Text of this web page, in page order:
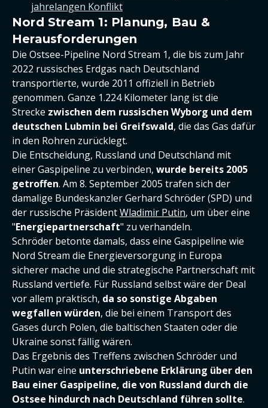
jahrelangen Konflikt
Nord Stream 1: Planung, Bau &
Herausforderungen
Die Ostsee-Pipeline Nord Stream 1, die bis zum Jahr
2022 russisches Erdgas nach Deutschland
transportierte, wurde 2011 offiziell in Betrieb
genommen. Ganze 1.224 Kilometer lang ist die
Strecke zwischen dem russischen Wyborg und dem
deutschen Lubmin bei Greifswald, die das Gas dafür
in den Rohren zurücklegt.
Die Entscheidung, Russland und Deutschland mit
einer Gaspipeline zu verbinden, wurde bereits 2005
getroffen. Am 8. September 2005 trafen sich der
damalige Bundeskanzler Gerhard Schröder (SPD) und
der russische PräsidentWladimir Putin, um über eine
"Energiepartnerschaft" zu verhandeln.
Schröder betonte damals, dass eine Gaspipeline wie
Nord Stream die Energieversorgung in Europa
sicherer mache und die strategische Partnerschaft mit
Russland vertiefe. Für Russland selbst wäre der Deal
vor allem praktisch, da so sonstige Abgaben
wegfallen würden, die bei einem Transport des
Gases durch Polen, die baltischen Staaten oder die
Ukraine sonst fällig wären.
Das Ergebnis des Treffens zwischen Schröder und
Putin war eine unterschriebene Erklärung über den
Bau einer Gaspipeline, die von Russland durch die
Ostsee hindurch nach Deutschland führen sollte.